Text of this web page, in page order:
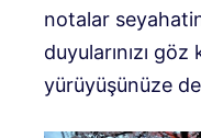
notalar
duyularınızı göz
yürüyüşünüze